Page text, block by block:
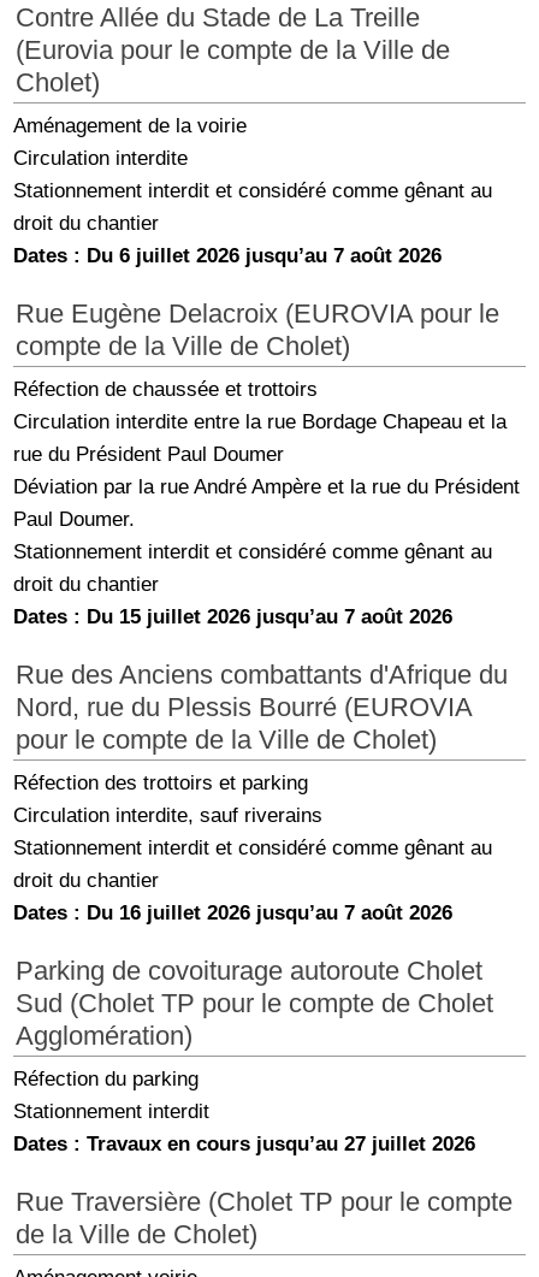
Contre Allée du Stade de La Treille
(Eurovia pour le compte de la Ville de
Cholet)
Aménagement de la voirie
Circulation interdite
Stationnement interdit et considéré comme gênant au
droit du chantier
Dates : Du 6 juillet 2026 jusqu’au 7 août 2026
Rue Eugène Delacroix (EUROVIA pour le
compte de la Ville de Cholet)
Réfection de chaussée et trottoirs
Circulation interdite entre la rue Bordage Chapeau et la
rue du Président Paul Doumer
Déviation par la rue André Ampère et la rue du Président
Paul Doumer.
Stationnement interdit et considéré comme gênant au
droit du chantier
Dates : Du 15 juillet 2026 jusqu’au 7 août 2026
Rue des Anciens combattants d'Afrique du
Nord, rue du Plessis Bourré (EUROVIA
pour le compte de la Ville de Cholet)
Réfection des trottoirs et parking
Circulation interdite, sauf riverains
Stationnement interdit et considéré comme gênant au
droit du chantier
Dates : Du 16 juillet 2026 jusqu’au 7 août 2026
Parking de covoiturage autoroute Cholet
Sud (Cholet TP pour le compte de Cholet
Agglomération)
Réfection du parking
Stationnement interdit
Dates : Travaux en cours jusqu’au 27 juillet 2026
Rue Traversière (Cholet TP pour le compte
de la Ville de Cholet)